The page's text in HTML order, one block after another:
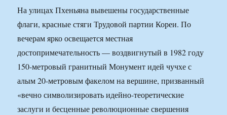
На улицах Пхеньяна вывешены государственные
флаги, красные стяги Трудовой партии Кореи. По
вечерам ярко освещается местная
достопримечательность — воздвигнутый в 1982 году
150-метровый гранитный Монумент идей чучхе с
алым 20-метровым факелом на вершине, призванный
«вечно символизировать идейно-теоретические
заслуги и бесценные революционные свершения